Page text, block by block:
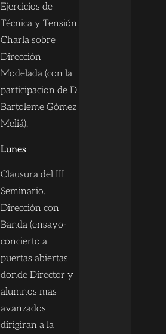
Ejercicios de
Técnica y Tensión.
Charla sobre
Dirección
Modelada (con la
participacion de D.
Bartoleme Gómez
Meliá).
Lunes
Clausura del III
Seminario.
Dirección con
Banda (ensayo-
concierto a
puertas abiertas
donde Director y
alumnos mas
avanzados
dirigiran a la